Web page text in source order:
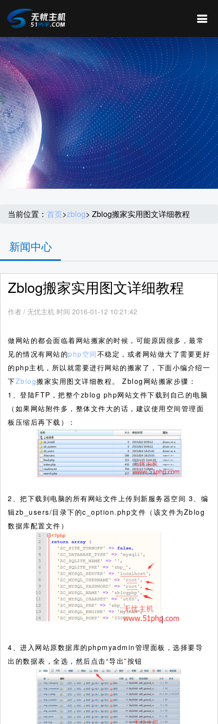
当前位置： 首页>zblog> Zblog搬家实用图文详细教程
新闻中心
Zblog搬家实用图文详细教程
作者 / 无忧主机 时间 2016-01-12 10:21:42
做网站的都会面临着网站搬家的时候，可能原因很多，最常
见的情况有网站的php空间不稳定，或者网站做大了需要更好
的php主机，所以就需要进行网站的搬家了，下面小编介绍一
下Zblog搬家实用图文详细教程。
Zblog网站搬家步骤：
1、登陆FTP，把整个zblog php网站文件下载到自己的电脑
（如果网站附件多，整体文件大的话，建议使用空间管理面
板压缩后再下载）：
2、把下载到电脑的所有网站文件上传到新服务器空间 3、编
辑zb_users/目录下的c_option.php文件（该文件为Zblog
数据库配置文件）
4、进入网站原数据库的phpmyadmin管理面板，选择要导
出的数据表，全选，然后点击“导出”按钮